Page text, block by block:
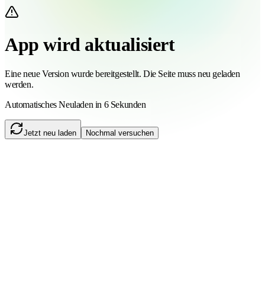
App wird aktualisiert
Eine neue Version wurde bereitgestellt. Die Seite muss neu geladen
werden.
Automatisches Neuladen in 6 Sekunden
Jetzt neu laden Nochmal versuchen